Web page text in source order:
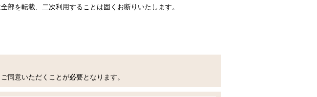
部を転載、二次利用することは固くお断りいたします。
同意いただくことが必要となります。